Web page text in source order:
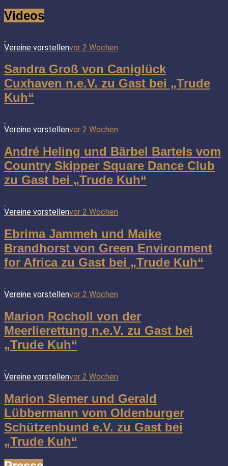
Videos
Vereine vorstellenvor 2 Wochen
Sandra Groß von Caniglück
Cuxhaven n.e.V. zu Gast bei „Trude
Kuh“
Vereine vorstellenvor 2 Wochen
André Heling und Bärbel Bartels vom
Country Skipper Square Dance Club
zu Gast bei „Trude Kuh“
Vereine vorstellenvor 2 Wochen
Ebrima Jammeh und Maike
Brandhorst von Green Environment
for Africa zu Gast bei „Trude Kuh“
Vereine vorstellenvor 2 Wochen
Marion Rocholl von der
Meerlierettung n.e.V. zu Gast bei
„Trude Kuh“
Vereine vorstellenvor 2 Wochen
Marion Siemer und Gerald
Lübbermann vom Oldenburger
Schützenbund e.V. zu Gast bei
„Trude Kuh“